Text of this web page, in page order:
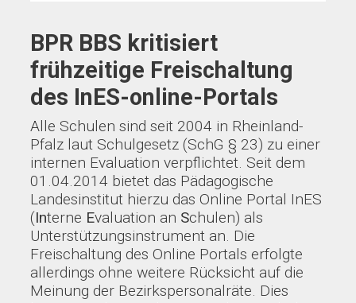
BPR BBS kritisiert
frühzeitige Freischaltung
des InES-online-Portals
Alle Schulen sind seit 2004 in Rheinland-
Pfalz laut Schulgesetz (SchG § 23) zu einer
internen Evaluation verpflichtet. Seit dem
01.04.2014 bietet das Pädagogische
Landesinstitut hierzu das Online Portal InES
(Interne Evaluation an Schulen) als
Unterstützungsinstrument an. Die
Freischaltung des Online Portals erfolgte
allerdings ohne weitere Rücksicht auf die
Meinung der Bezirkspersonalräte. Dies